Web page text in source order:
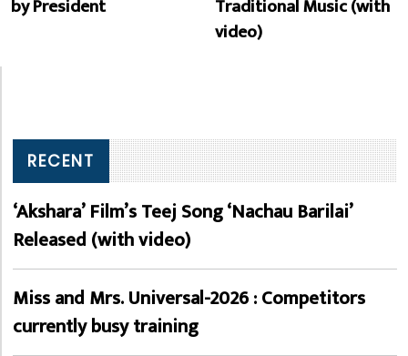
by President
Traditional Music (with
video)
RECENT
‘Akshara’ Film’s Teej Song ‘Nachau Barilai’
Released (with video)
Miss and Mrs. Universal-2026 : Competitors
currently busy training